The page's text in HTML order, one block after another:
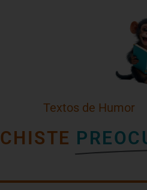
Textos de Humor
CHISTE